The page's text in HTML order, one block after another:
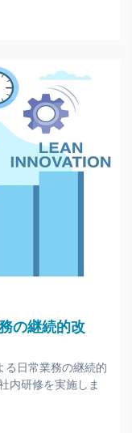
の継続的改
る日常業務の継続的
内研修を実施しま